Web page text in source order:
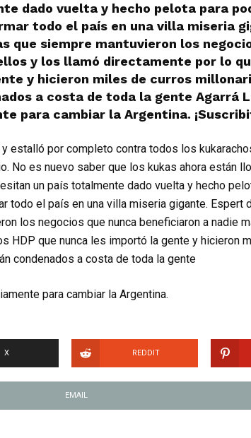
dado vuelta y hecho pelota para
todo el país en una villa miseria
que siempre mantuvieron los
y los llamó directamente por lo
y hicieron miles de curros
a costa de toda la gente Agarrá
para cambiar la Argentina.
estalló por completo contra todos los
No es nuevo saber que los kukas ahora están
un país totalmente dado vuelta y hecho
todo el país en una villa miseria gigante. Espert
los negocios que nunca beneficiaron a nadie
HDP que nunca les importó la gente y hicieron
condenados a costa de toda la gente
para cambiar la Argentina.
X REDDIT
EMAIL